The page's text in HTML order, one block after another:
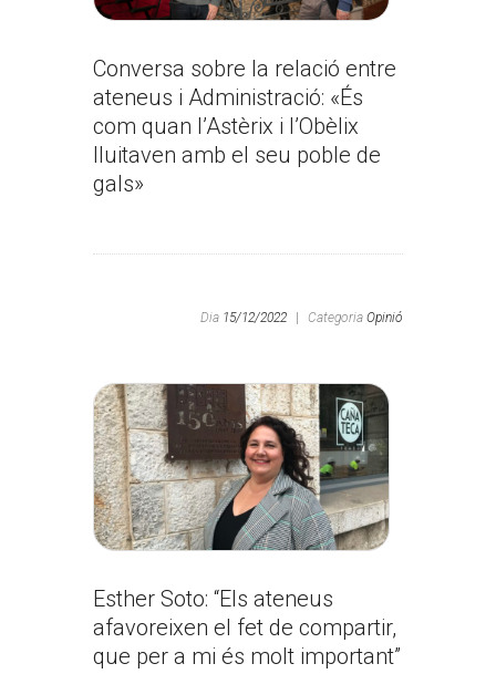
Conversa sobre la relació entre
ateneus i Administració: «És
com quan l’Astèrix i l’Obèlix
lluitaven amb el seu poble de
gals»
Dia 15/12/2022 | Categoria Opinió
Esther Soto: “Els ateneus
afavoreixen el fet de compartir,
que per a mi és molt important”